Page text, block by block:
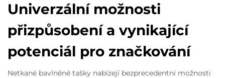
Univerzální možnosti
přizpůsobení a vynikající
potenciál pro značkování
Netkané bavlněné tašky nabízejí bezprecedentní možnosti